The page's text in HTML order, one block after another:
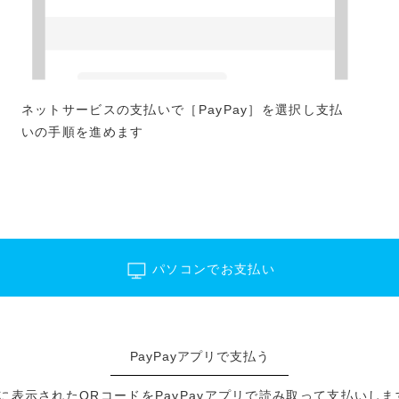
ネットサービスの支払いで［PayPay］を選択し支払
いの手順を進めます
パソコンでお支払い
PayPayアプリで支払う
表示されたQRコードをPayPayアプリで読み取って支払いしま